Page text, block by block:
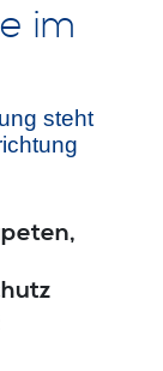
im
steht